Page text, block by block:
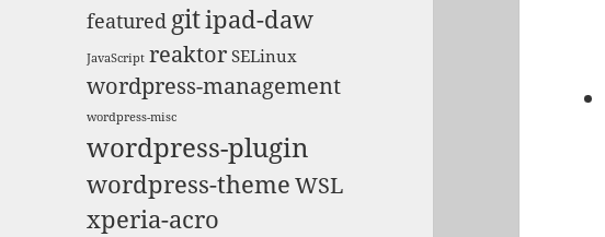
featured gitipad-daw
JavaScript reaktor SELinux
wordpress-management
wordpress-misc
wordpress-plugin
wordpress-themeWSL
xperia-acro